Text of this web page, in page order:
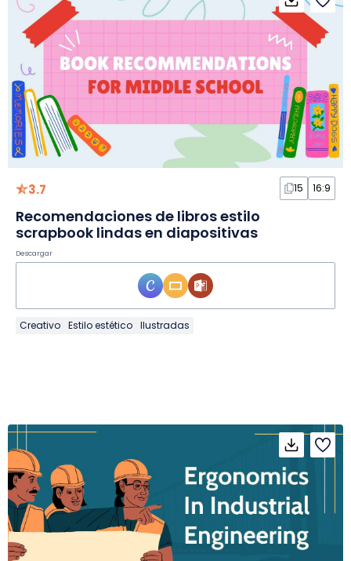
3.7 15 16:9
Recomendaciones de libros estilo
scrapbook lindas en diapositivas
Descargar
Creativo Estilo estético Ilustradas